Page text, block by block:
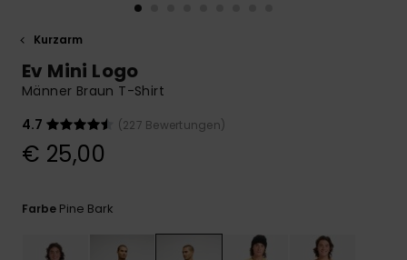
Finden Sie
die häufigsten
Fragen sowie
Kurzarm
Ev Mini Logo
Männer Braun T-Shirt
4.7
(227 Bewertungen)
€ 25,00
Farbe Pine Bark